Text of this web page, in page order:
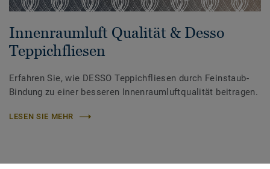
Innenraumluft Qualität & Desso
Teppichfliesen
Erfahren Sie, wie DESSO Teppichfliesen durch Feinstaub-
Bindung zu einer besseren Innenraumluftqualität beitragen.
LESEN SIE MEHR